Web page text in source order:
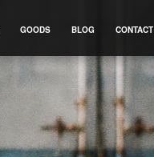
GOODS BLOG CONTACT